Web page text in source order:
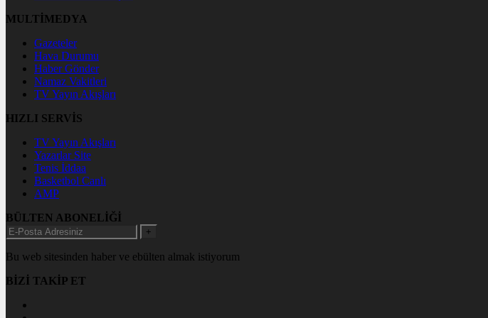
MULTİMEDYA
Gazeteler
Hava Durumu
Haber Gönder
Namaz Vakitleri
TV Yayın Akışları
HIZLI SERVİS
TV Yayın Akışları
Yazarlar Site
Tenis İddaa
Basketbol Canlı
AMP
BÜLTEN ABONELİĞİ
+
Bu web sitesinden haber ve ebülten almak istiyorum
BİZİ TAKİP ET